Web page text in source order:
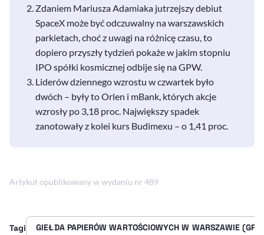
Zdaniem Mariusza Adamiaka jutrzejszy debiut
SpaceX może być odczuwalny na warszawskich
parkietach, choć z uwagi na różnicę czasu, to
dopiero przyszły tydzień pokaże w jakim stopniu
IPO spółki kosmicznej odbije się na GPW.
Liderów dziennego wzrostu w czwartek było
dwóch – były to Orlen i mBank, których akcje
wzrosły po 3,18 proc. Największy spadek
zanotowały z kolei kurs Budimexu – o 1,41 proc.
Artykuł opublikowany w wydaniu nr 489
Tagi GIEŁDA PAPIERÓW WARTOŚCIOWYCH W WARSZAWIE